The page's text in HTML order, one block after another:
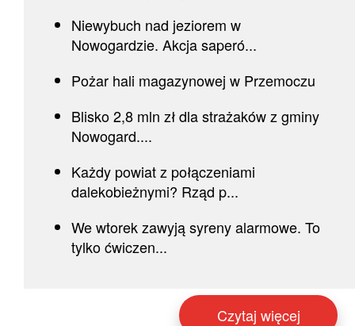
Niewybuch nad jeziorem w
Nowogardzie. Akcja saperó...
Pożar hali magazynowej w Przemoczu
Blisko 2,8 mln zł dla strażaków z gminy
Nowogard....
Każdy powiat z połączeniami
dalekobieżnymi? Rząd p...
We wtorek zawyją syreny alarmowe. To
tylko ćwiczen...
Czytaj więcej